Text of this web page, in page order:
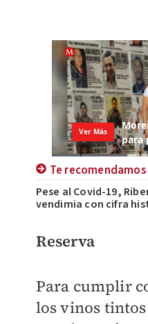
Te recomendamos
Pese al Covid-19,
vendimia con cifra
Reserva
Para cumplir
los vinos